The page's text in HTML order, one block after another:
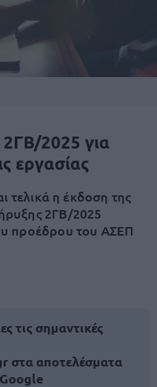
2025 για
εργασίας
τελικά η έκδοση της
2ΓΒ/2025
προέδρου του ΑΣΕΠ
τις σημαντικές
στα αποτελέσματα